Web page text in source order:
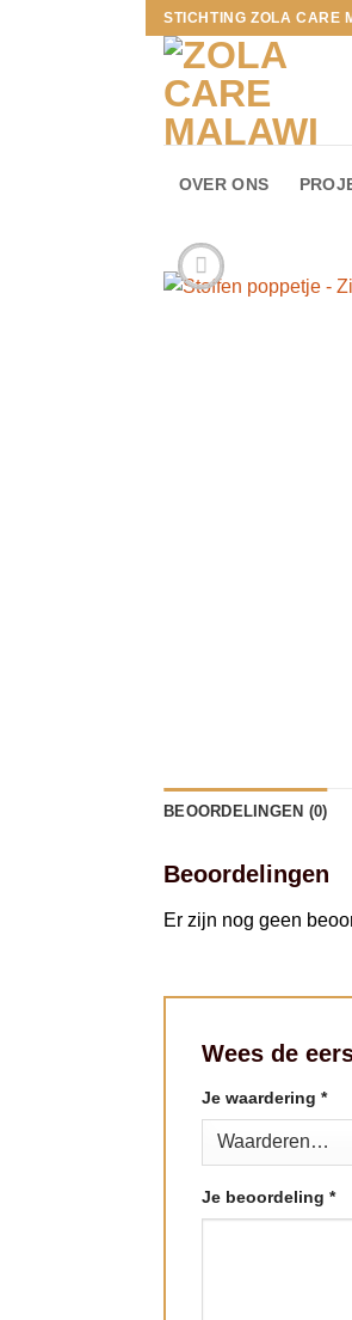
Ga
naar
inhoud
STICHTING ZOLA CARE
OVER ONS
BEOORDELINGEN (0)
Beoordelingen
Er zijn nog geen
Wees de
Je waardering *
Je beoordeling *